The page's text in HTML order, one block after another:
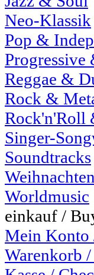
Neo-Klassik
Pop &
Progressive
Reggae &
Rock &
Rock'n'Roll
Singer-
Soundtracks
Weihnachten
Worldmusic
einkauf /
Mein Konto
Warenkorb